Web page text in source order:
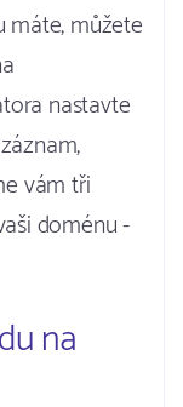
máte, můžete
nastavte
vám tři
doménu -
na